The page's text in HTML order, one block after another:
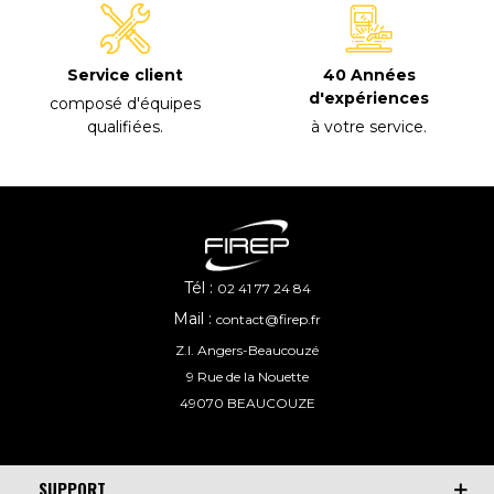
Service client
composé d'équipes
qualifiées.
40 Années
d'expériences
à votre service.
SUPPORT
Tél : 02 41 77 24 84
Mail : contact@firep.fr
Z.I. Angers-Beaucouzé
9 Rue de la Nouette
49070 BEAUCOUZE